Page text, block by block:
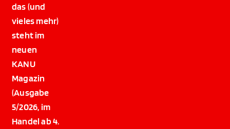
das (und
vieles mehr)
steht im
neuen
KANU
Magazin
(Ausgabe
5/2026, im
Handel ab 4.